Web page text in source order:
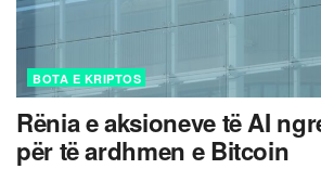
BOTA E KRIPTOS
Rënia e aksioneve të AI
për të ardhmen e Bitcoin